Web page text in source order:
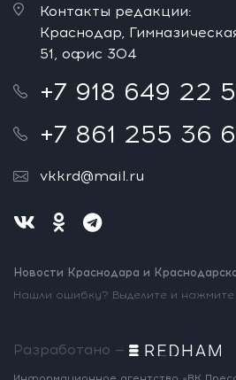
Контакты редакции:
Краснодар,
51, офис 304
+7 918 649 22
+7 861 255 36
vkkrd@mail.ru
Новости Краснодара и
Нашли ошибку? Выделите и нажмите
Разработано —